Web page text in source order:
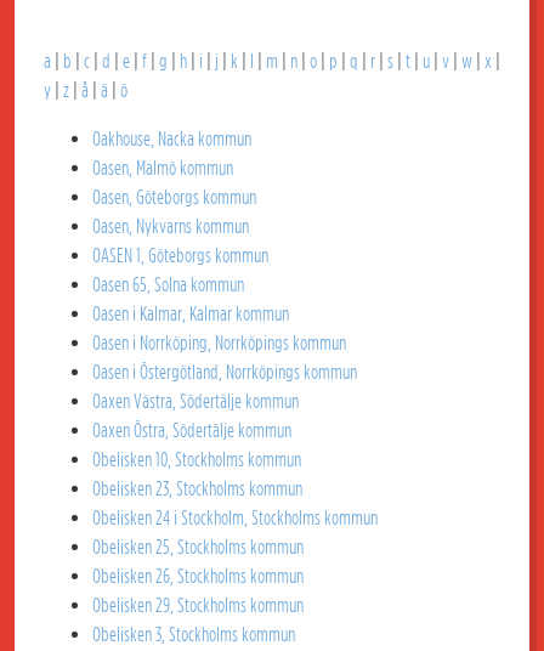
a b c d e f g h i j k m n o p q r s t u v w x
y z å ä ö
Oakhouse, Nacka kommun
Oasen, Malmö kommun
Oasen, Göteborgs kommun
Oasen, Nykvarns kommun
OASEN 1, Göteborgs kommun
Oasen 65, Solna kommun
Oasen i Kalmar, Kalmar kommun
Oasen i Norrköping, Norrköpings kommun
Oasen i Östergötland, Norrköpings kommun
Oaxen Västra, Södertälje kommun
Oaxen Östra, Södertälje kommun
Obelisken 10, Stockholms kommun
Obelisken 23, Stockholms kommun
Obelisken 24 i Stockholm, Stockholms kommun
Obelisken 25, Stockholms kommun
Obelisken 26, Stockholms kommun
Obelisken 29, Stockholms kommun
Obelisken 3, Stockholms kommun